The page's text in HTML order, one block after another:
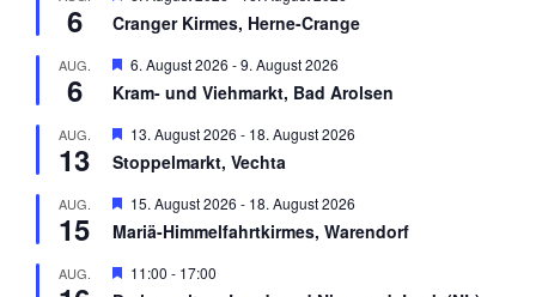
r
e
h
o
e
6
r
o
r
e
h
o
e
Cranger Kirmes, Herne-Crange
AUG.
6
H
r
o
r
e
h
o
e
6. August 2026 -9. August 2026
Kram- und Viehmarkt, Bad Arolsen
AUG.
13
H
r
o
r
e
h
13. August 2026 - 18. August 2026
Stoppelmarkt, Vechta
AUG.
15
H
r
o
15. August 2026 - 18. August 2026
Mariä-Himmelfahrtkirmes, Warendorf
AUG.
H11:00 - 17:00